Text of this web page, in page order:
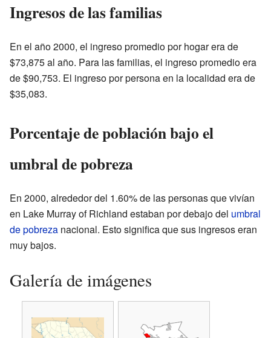
Ingresos de las familias
En el año 2000, el ingreso promedio por hogar era de
$73,875 al año. Para las familias, el ingreso promedio era
de $90,753. El ingreso por persona en la localidad era de
$35,083.
Porcentaje de población bajo el
umbral de pobreza
En 2000, alrededor del 1.60% de las personas que vivían
en Lake Murray of Richland estaban por debajo del umbral
de pobreza nacional. Esto significa que sus ingresos eran
muy bajos.
Galería de imágenes